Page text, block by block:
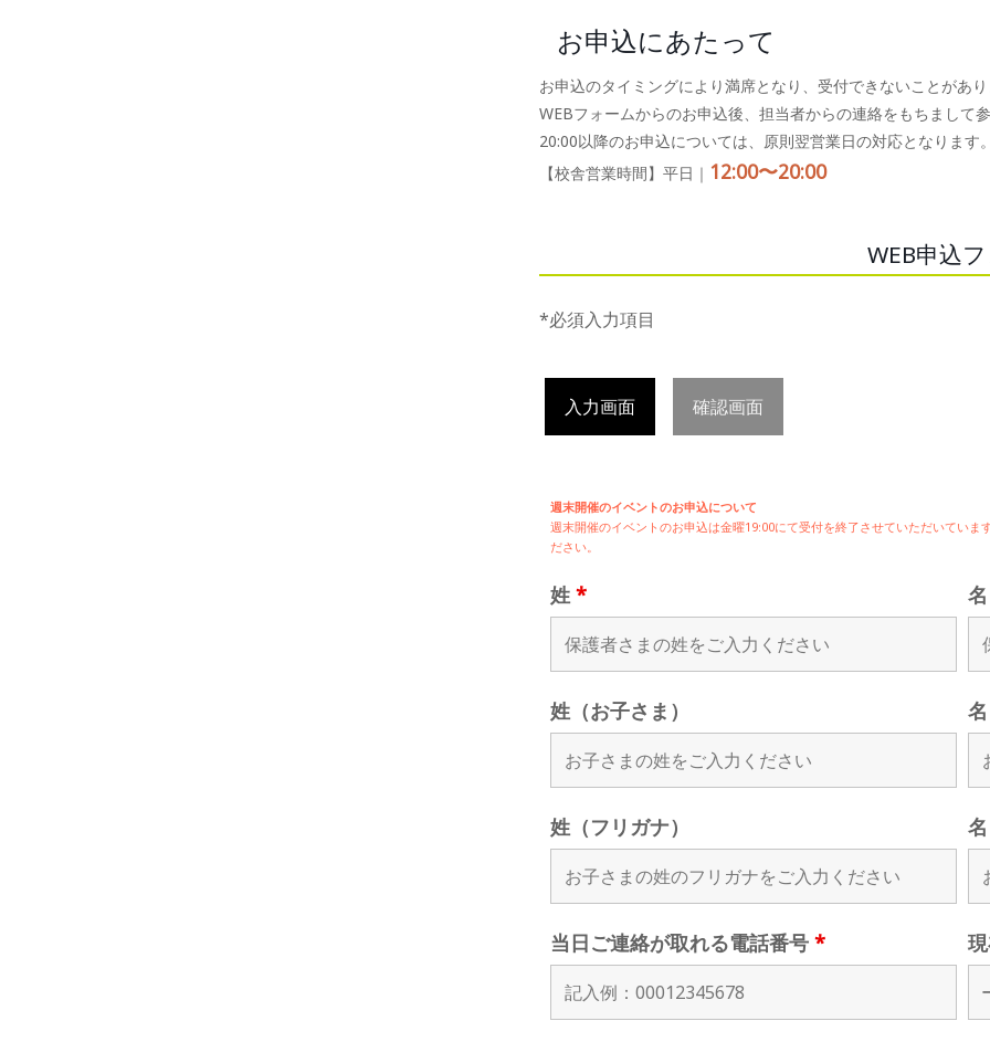
お申込にあたって
お申込のタイミングにより満席となり、受付できないことがあ
WEBフォームからのお申込後、担当者からの連絡をもちまして参
20:00以降のお申込については、原則翌営業日の対応となります。
【校舎営業時間】平日｜ 12:00〜20:00
WEB申込
*必須入力項目
入力画面 確認画面
週末開催のイベントのお申込について
週末開催のイベントのお申込は金曜19:00にて受付を終了させていただいていま
ださい。
姓 *
姓（お子さま）
姓（フリガナ）
当日ご連絡が取れる電話番号 *